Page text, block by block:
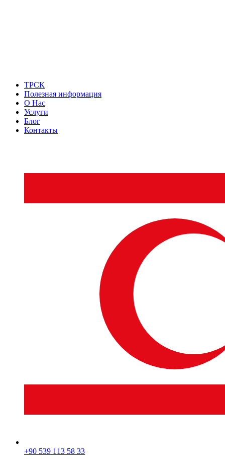
ТРСК
Полезная информация
О Нас
Услуги
Блог
Контакты
+90 539 113 58 33